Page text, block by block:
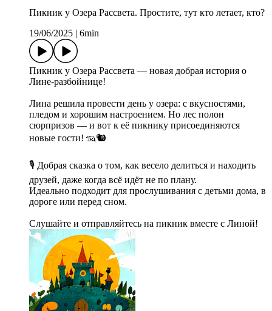
Пикник у Озера Рассвета. Простите, тут кто летает, кто?
19/06/2025
6min
Пикник у Озера Рассвета — новая добрая история о
Лине-разбойнице!
Лина решила провести день у озера: с вкусностями,
пледом и хорошим настроением. Но лес полон
сюрпризов — и вот к её пикнику присоединяются
новые гости! 🦡🐿️
🎙 Добрая сказка о том, как весело делиться и находить
друзей, даже когда всё идёт не по плану.
Идеально подходит для прослушивания с детьми дома, в
дороге или перед сном.
Слушайте и отправляйтесь на пикник вместе с Линой!